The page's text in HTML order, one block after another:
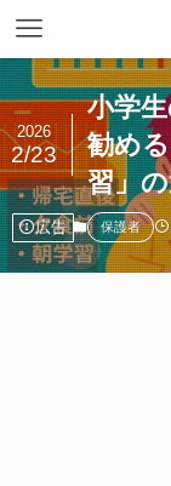
小学
勧め
習」
2026
2/23
広告 保護者